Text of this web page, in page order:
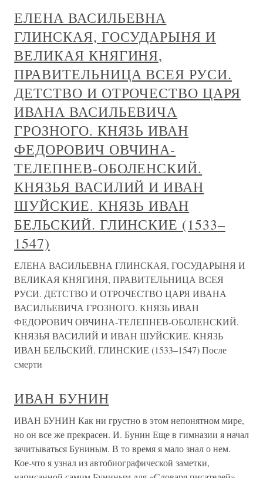
ЕЛЕНА ВАСИЛЬЕВНА
ГЛИНСКАЯ, ГОСУДАРЫНЯ И
ВЕЛИКАЯ КНЯГИНЯ,
ПРАВИТЕЛЬНИЦА ВСЕЯ РУСИ.
ДЕТСТВО И ОТРОЧЕСТВО ЦАРЯ
ИВАНА ВАСИЛЬЕВИЧА
ГРОЗНОГО. КНЯЗЬ ИВАН
ФЕДОРОВИЧ ОВЧИНА-
ТЕЛЕПНЕВ-ОБОЛЕНСКИЙ.
КНЯЗЬЯ ВАСИЛИЙ И ИВАН
ШУЙСКИЕ. КНЯЗЬ ИВАН
БЕЛЬСКИЙ. ГЛИНСКИЕ (1533–
1547)
ЕЛЕНА ВАСИЛЬЕВНА ГЛИНСКАЯ, ГОСУДАРЫНЯ И
ВЕЛИКАЯ КНЯГИНЯ, ПРАВИТЕЛЬНИЦА ВСЕЯ
РУСИ. ДЕТСТВО И ОТРОЧЕСТВО ЦАРЯ ИВАНА
ВАСИЛЬЕВИЧА ГРОЗНОГО. КНЯЗЬ ИВАН
ФЕДОРОВИЧ ОВЧИНА-ТЕЛЕПНЕВ-ОБОЛЕНСКИЙ.
КНЯЗЬЯ ВАСИЛИЙ И ИВАН ШУЙСКИЕ. КНЯЗЬ
ИВАН БЕЛЬСКИЙ. ГЛИНСКИЕ (1533–1547) После
смерти
ИВАН БУНИН
ИВАН БУНИН Как ни грустно в этом непонятном мире,
но он все же прекрасен. И. Бунин Еще в гимназии я начал
зачитываться Буниным. В то время я мало знал о нем.
Кое-что я узнал из автобиографической заметки,